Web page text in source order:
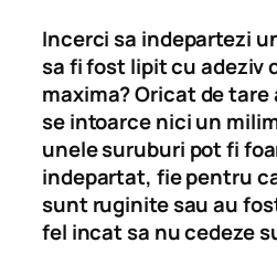
Incerci sa indepartezi
sa fi fost lipit cu adeziv
maxima? Oricat de
se intoarce nici un
unele suruburi pot fi
indepartat, fie pentru
sunt ruginite sau au
fel incat sa nu cedeze